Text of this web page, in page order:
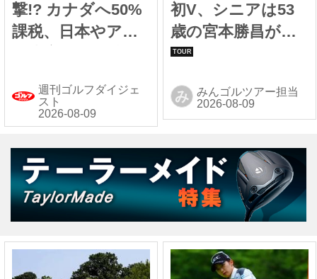
撃!? カナダへ50%
課税、日本やアジ
週刊ゴルフダイジェ
スト
初V、シニアは53
歳の宮本勝昌が大
会連覇！ 1500人が
「岩手県オープ
ン」
み みんゴルツアー担当